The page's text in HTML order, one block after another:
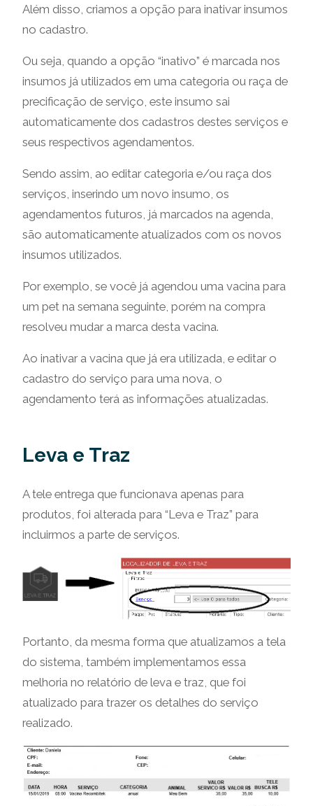
Além disso, criamos a opção para inativar insumos
no cadastro.
Ou seja, quando a opção “inativo” é marcada nos
insumos já utilizados em uma categoria ou raça de
precificação de serviço, este insumo sai
automaticamente dos cadastros destes serviços e
seus respectivos agendamentos.
Sendo assim, ao editar categoria e/ou raça dos
serviços, inserindo um novo insumo, os
agendamentos futuros, já marcados na agenda,
são automaticamente atualizados com os novos
insumos utilizados.
Por exemplo, se você já agendou uma vacina para
um pet na semana seguinte, porém na compra
resolveu mudar a marca desta vacina.
Ao inativar a vacina que já era utilizada, e editar o
cadastro do serviço para uma nova, o
agendamento terá as informações atualizadas.
Leva e Traz
A tele entrega que funcionava apenas para
produtos, foi alterada para “Leva e Traz” para
incluirmos a parte de serviços.
Portanto, da mesma forma que atualizamos a tela
do sistema, também implementamos essa
melhoria no relatório de leva e traz, que foi
atualizado para trazer os detalhes do serviço
realizado.